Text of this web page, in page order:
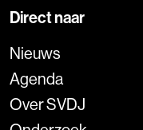
Direct naar
Nieuws
Agenda
Over SVDJ